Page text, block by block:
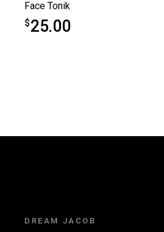
Face Tonik
$25.00
DREAM JACOB